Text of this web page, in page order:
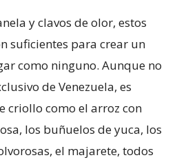
y clavos de olor, estos
suficientes para crear un
como ninguno. Aunque no
de Venezuela, es
criollo como el arroz con
los buñuelos de yuca, los
el majarete, todos